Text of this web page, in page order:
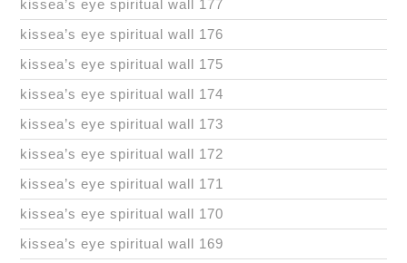
kissea’s eye spiritual wall 177
kissea’s eye spiritual wall 176
kissea’s eye spiritual wall 175
kissea’s eye spiritual wall 174
kissea’s eye spiritual wall 173
kissea’s eye spiritual wall 172
kissea’s eye spiritual wall 171
kissea’s eye spiritual wall 170
kissea’s eye spiritual wall 169